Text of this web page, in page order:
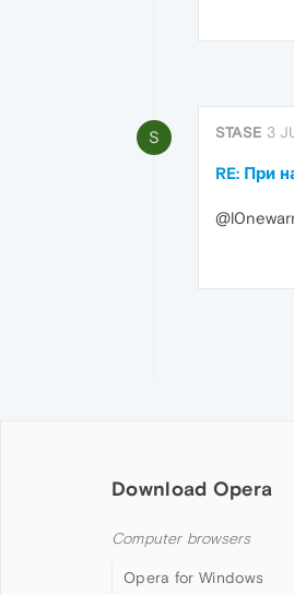
S STASE 3
RE: При
Download Opera
Computer browsers
Opera for Windows